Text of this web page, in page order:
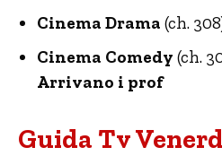
Cinema Drama (ch.
Cinema Comedy (ch.
Arrivano i prof
Guida Tv